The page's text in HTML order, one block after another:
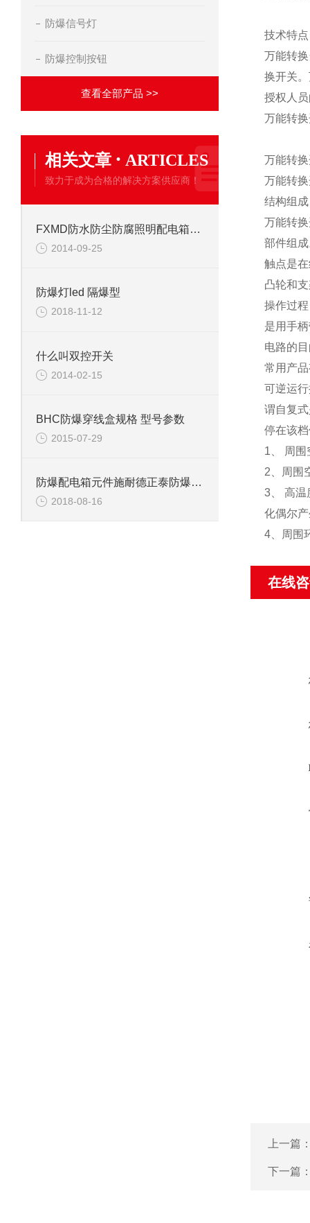
防爆信号灯
防爆控制按钮
查看全部产品 >>
相关文章 · ARTICLES
致力于成为合格的解决方案供应商！
FXMD防水防尘防腐照明配电箱说明书
2014-09-25
防爆灯led 隔爆型
2018-11-12
什么叫双控开关
2014-02-15
BHC防爆穿线盒规格 型号参数
2015-07-29
防爆配电箱元件施耐德正泰防爆照明配电箱
2018-08-16
技术特点
万能转
换开关
授权人
万能转
万能转
万能转
结构组
万能转
部件组
触点是
凸轮和
操作过
是用手
电路的
常用产
可逆运
谓自复
停在该
1、 周围
2、周围
3、 高温
化偶尔
4、周围
在线
上一篇
下一篇